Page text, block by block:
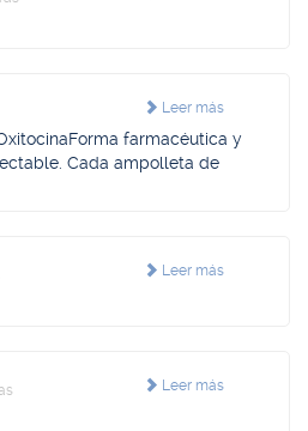
Leer más
farmacéutica y
Cada ampolleta de
Leer más
Leer más